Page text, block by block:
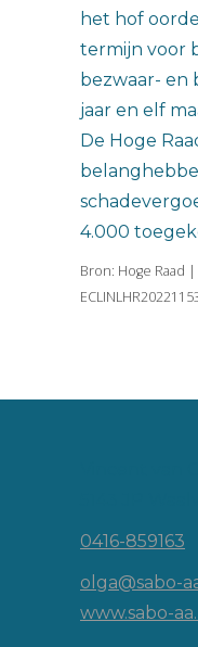
het hof
termijn voor
bezwaar- en
jaar en elf
De Hoge
4.000
Bron: Hoge Raad
0416-859163
olga@sabo-
www.sabo-